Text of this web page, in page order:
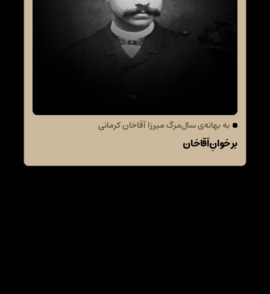
به بهانه‌ی سال‌مرگ میرزا آقاخان کرمانی
بر خوانِ آقاخان